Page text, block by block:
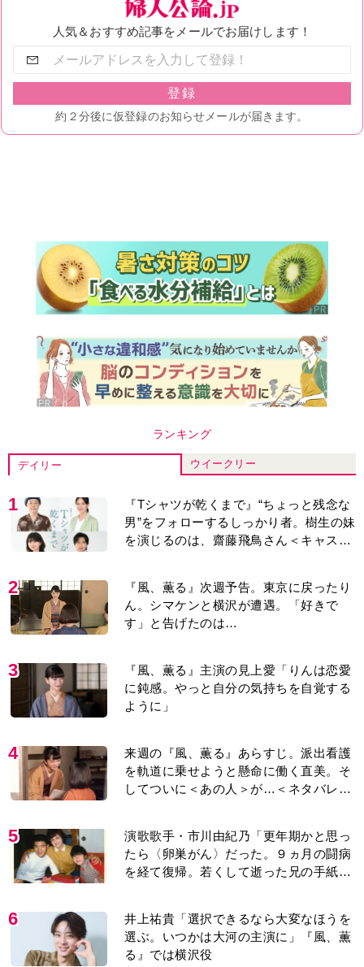
ランキング
デイリー ウイークリー
1
『Tシャツが乾くまで』“ちょっと残念な
男”をフォローするしっかり者。樹生の妹
を演じるのは、齋藤飛鳥さん＜キャスト
2
『風、薫る』次週予告。東京に戻ったり
ん。シマケンと横沢が遭遇。「好きで
す」と告げたのは…
3
『風、薫る』主演の見上愛「りんは恋愛
に鈍感。やっと自分の気持ちを自覚する
ように」
4
来週の『風、薫る』あらすじ。派出看護
を軌道に乗せようと懸命に働く直美。そ
してついに＜あの人＞が…＜ネタバレあ
5
演歌歌手・市川由紀乃「更年期かと思っ
たら〈卵巣がん〉だった。９ヵ月の闘病
を経て復帰。若くして逝った兄の手紙を
6
井上祐貴「選択できるなら大変なほうを
選ぶ。いつかは大河の主演に」『風、薫
る』では横沢役